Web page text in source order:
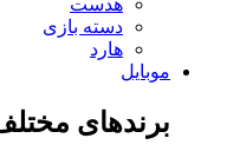
هدست
دسته بازی
هارد
موبایل
برندهای